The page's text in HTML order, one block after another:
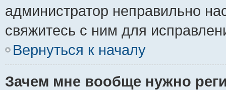
администратор неправильно
свяжитесь с ним для
Вернуться к началу
Зачем мне вообще нужно